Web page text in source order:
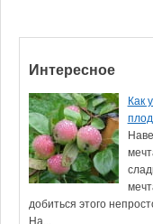
Интересное
Как
добиться этого
На...